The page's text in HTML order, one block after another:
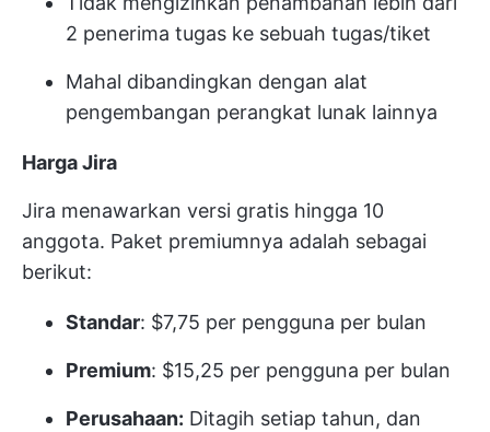
2 penerima tugas ke sebuah tugas/tiket
Mahal dibandingkan dengan alat
pengembangan perangkat lunak lainnya
Harga Jira
Jira menawarkan versi gratis hingga 10
anggota. Paket premiumnya adalah sebagai
berikut:
Standar: $7,75 per pengguna per bulan
Premium: $15,25 per pengguna per bulan
Perusahaan: Ditagih setiap tahun, dan